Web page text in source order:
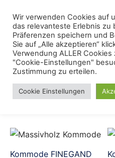
content
Menu
Kommode FINEGAND
Wir verwenden Cookies auf
das relevanteste Erlebnis zu
Präferenzen speichern und
Sie auf „Alle akzeptieren“
Verwendung ALLER
"Cookie-Einstellungen"
Zustimmung zu erteilen.
Cookie Einstellungen